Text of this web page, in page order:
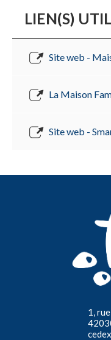
LIEN(S)
Site web -
La Maison
Site web -
1,